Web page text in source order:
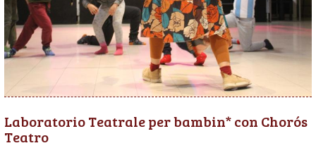
Laboratorio Teatrale per bambin* con Chorós
Teatro